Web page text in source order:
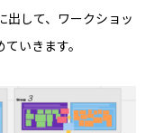
出して、ワークショッ
いきます。